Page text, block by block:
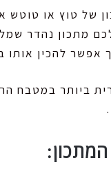
של טוץ או טוטש
מתכון נהדר
אפשר להכין
ביותר במטבח